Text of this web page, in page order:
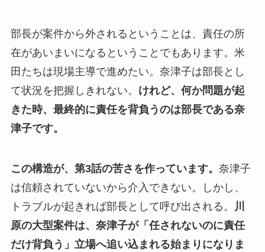
部長が案件から外されるということは、責任の所
在があいまいになるということでもあります。米
田たちは現場主導で進めたい。奈津子は部長とし
て状況を把握しきれない。 けれど、何か問題が起
きた時、最終的に責任を背負うのは部長である奈
津子です。
この構造が、第3話の苦さを作っています。 奈津子
は信頼されていないから介入できない。しかし、
トラブルが起きれば部長として呼び出される。
川
原の大型案件は、奈津子が「任されないのに責任
だけ背負う」立場へ追い込まれる始まりになりま